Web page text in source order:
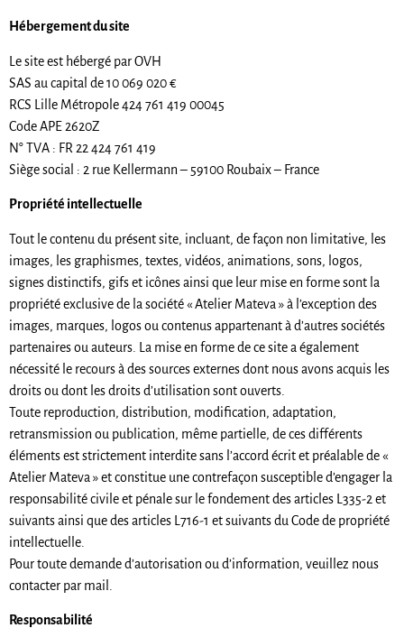
Hébergement du site
Le site est hébergé par OVH
SAS au capital de 10 069 020 €
RCS Lille Métropole 424 761 419 00045
Code APE 2620Z
N° TVA : FR 22 424 761 419
Siège social : 2 rue Kellermann – 59100 Roubaix – France
Propriété intellectuelle
Tout le contenu du présent site, incluant, de façon non limitative, les
images, les graphismes, textes, vidéos, animations, sons, logos,
signes distinctifs, gifs et icônes ainsi que leur mise en forme sont la
propriété exclusive de la société « Atelier Mateva » à l’exception des
images, marques, logos ou contenus appartenant à d’autres sociétés
partenaires ou auteurs. La mise en forme de ce site a également
nécessité le recours à des sources externes dont nous avons acquis les
droits ou dont les droits d’utilisation sont ouverts.
Toute reproduction, distribution, modification, adaptation,
retransmission ou publication, même partielle, de ces différents
éléments est strictement interdite sans l’accord écrit et préalable de «
Atelier Mateva » et constitue une contrefaçon susceptible d’engager la
responsabilité civile et pénale sur le fondement des articles L335-2 et
suivants ainsi que des articles L716-1 et suivants du Code de propriété
intellectuelle.
Pour toute demande d’autorisation ou d’information, veuillez nous
contacter par mail.
Responsabilité